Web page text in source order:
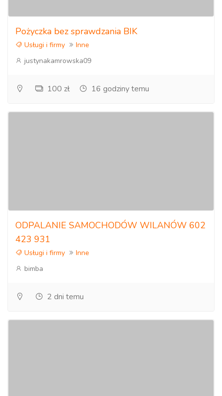
Pożyczka bez sprawdzania BIK
Usługi i firmy
Inne
justynakamrowska09
100 zł 16 godziny temu
ODPALANIE SAMOCHODÓW WILANÓW 602
423 931
Usługi i firmy
Inne
bimba
2 dni temu